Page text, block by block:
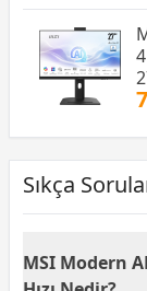
Sıkça
MSI Modern